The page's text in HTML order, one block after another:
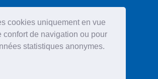
cookies uniquement en vue
confort de navigation ou pour
statistiques anonymes.